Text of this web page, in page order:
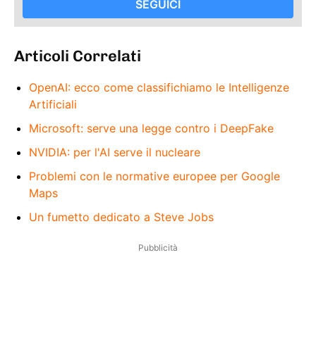
SEGUICI
Articoli Correlati
OpenAI: ecco come classifichiamo le Intelligenze
Artificiali
Microsoft: serve una legge contro i DeepFake
NVIDIA: per l'AI serve il nucleare
Problemi con le normative europee per Google
Maps
Un fumetto dedicato a Steve Jobs
Pubblicità